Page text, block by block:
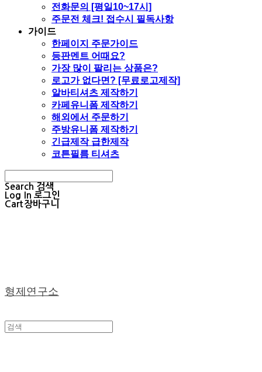
전화문의 [평일10~17시]
주문전 체크! 접수시 필독사항
가이드
한페이지 주문가이드
등판멘트 어때요?
가장 많이 팔리는 상품은?
로고가 없다면? [무료로고제작]
알바티셔츠 제작하기
카페유니폼 제작하기
해외에서 주문하기
주방유니폼 제작하기
긴급제작 급한제작
코튼필름 티셔츠
Search 검색
Log In 로그인
Cart장바구니
형제연구소